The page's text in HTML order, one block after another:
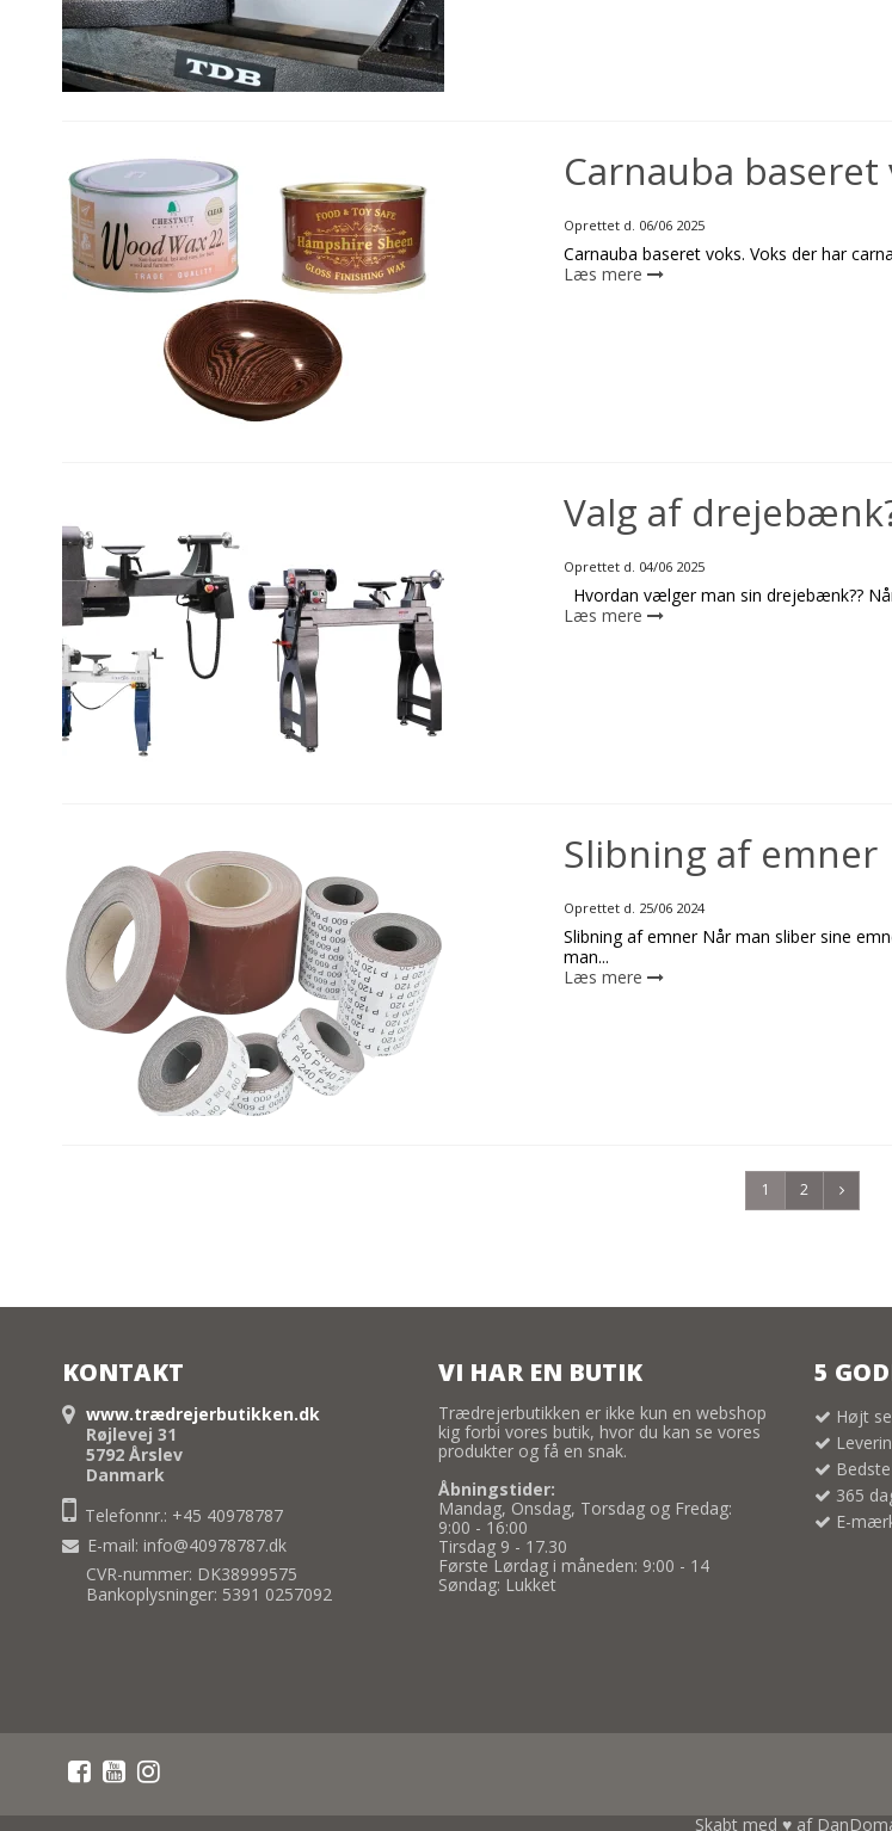
Carnauba baseret
Oprettet d. 06/06 2025
Carnauba baseret voks. Voks der har
Læs mere
Valg af
Oprettet d. 04/06 2025
Hvordan vælger man sin drejebænk??
Læs mere
Slibning af emner
Oprettet d. 25/06 2024
Slibning af emner Når man sliber sine
man...
Læs mere
1 2
KONTAKT
www.trædrejerbutikken.dk
Røjlevej 31
5792 Årslev
Danmark
Telefonnr.: +45 40978787
E-mail: info@40978787.dk
CVR-nummer: DK38999575
Bankoplysninger: 5391 0257092
VI HAR EN BUTIK
Trædrejerbutikken er ikke kun en webshop
kig forbi vores butik, hvor du kan se vores
produkter og få en snak.
Åbningstider:
Mandag, Onsdag, Torsdag og Fredag:
9:00 - 16:00
Tirsdag 9 - 17.30
Første Lørdag i måneden: 9:00 - 14
Søndag: Lukket
5
Højt
365
E-
Skabt med ♥ af